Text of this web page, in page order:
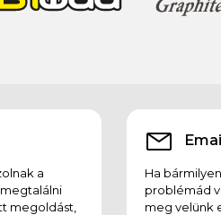
a
megoldást,
Ha
problémád
meg velünk